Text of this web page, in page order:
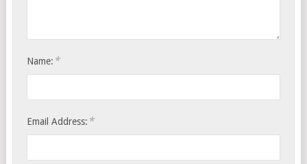
Name: *
Email Address: *